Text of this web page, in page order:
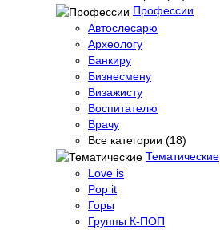
Профессии
Автослесарю
Археологу
Банкиру
Бизнесмену
Визажисту
Воспитателю
Врачу
Все категории (18)
Тематические
Love is
Pop it
Горы
Группы К-ПОП